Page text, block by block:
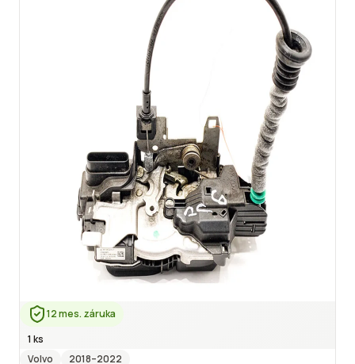
12 mes. záruka
1 ks
Volvo
2018–2022